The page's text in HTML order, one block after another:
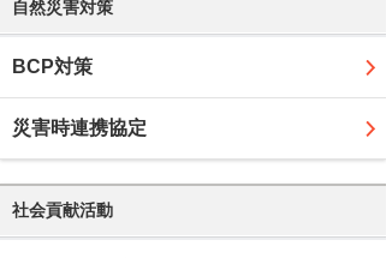
自然災害対策
BCP対策
災害時連携協定
社会貢献活動